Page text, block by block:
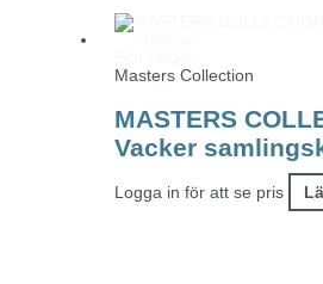
Masters Collection
MASTERS
Vacker
Logga in för att se pris